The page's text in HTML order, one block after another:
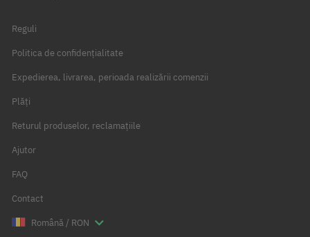
Reguli
Politica de confidențialitate
Expedierea, livrarea, perioada realizării comenzii
Plăți
Returul produselor, reclamațiile
Ajutor
FAQ
Contact
Română / RON